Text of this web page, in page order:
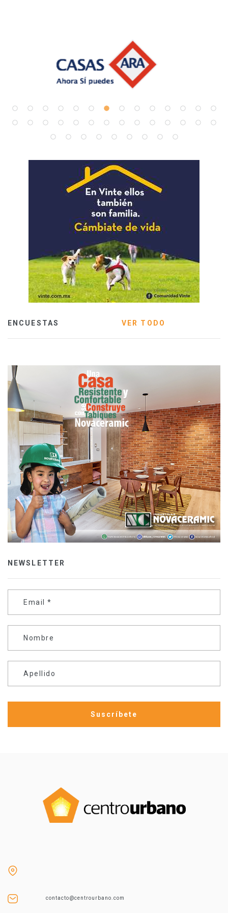
ENCUESTAS VER TODO
NEWSLETTER
Email *
Nombre
Apellido
contacto@centrourbano.com